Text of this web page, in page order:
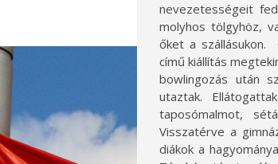
nevezetességeit
molyhos tölgyhöz,
őket a szállásukon.
című kiállítás
bowlingozás után
utaztak.
taposómalmot,
Visszatérve a
diákok a